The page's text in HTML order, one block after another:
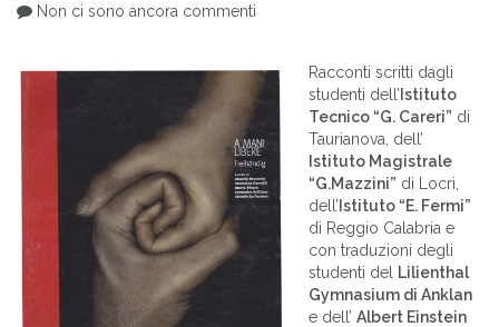
Non ci sono ancora commenti
Racconti scritti dagli
studenti dell’ Istituto
Tecnico “G. Careri” di
Taurianova, dell’
Istituto Magistrale
“G.Mazzini” di Locri,
dell’ Istituto “E. Fermi”
di Reggio Calabria e
con traduzioni degli
studenti del
Lilienthal
Gymnasium di Anklan
e dell’ Albert Einstein